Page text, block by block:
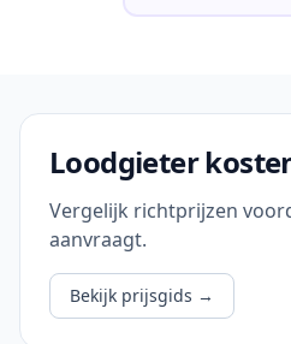
Loodgieter
Vergelijk richtprijzen
aanvraagt.
Bekijk prijsgids →